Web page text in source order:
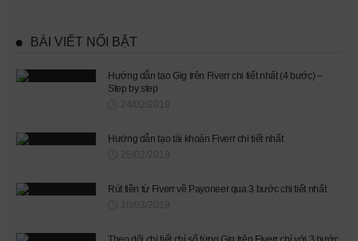
BÀI VIẾT NỔI BẬT
Hướng dẫn tạo Gig trên Fiverr chi tiết nhất (4 bước) –
Step by step
24/02/2019
Hướng dẫn tạo tài khoản Fiverr chi tiết nhất
25/02/2019
Rút tiền từ Fiverr về Payoneer qua 3 bước chi tiết nhất
10/03/2019